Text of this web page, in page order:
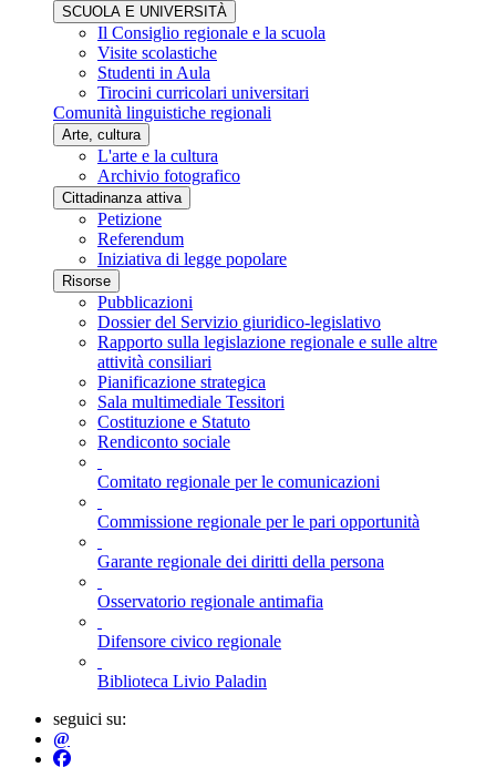
SCUOLA E UNIVERSITÀ
Il Consiglio regionale e la scuola
Visite scolastiche
Studenti in Aula
Tirocini curricolari universitari
Comunità linguistiche regionali
Arte, cultura
L'arte e la cultura
Archivio fotografico
Cittadinanza attiva
Petizione
Referendum
Iniziativa di legge popolare
Risorse
Pubblicazioni
Dossier del Servizio giuridico-legislativo
Rapporto sulla legislazione regionale e sulle altre
attività consiliari
Pianificazione strategica
Sala multimediale Tessitori
Costituzione e Statuto
Rendiconto sociale
Comitato regionale per le comunicazioni
Commissione regionale per le pari opportunità
Garante regionale dei diritti della persona
Osservatorio regionale antimafia
Difensore civico regionale
Biblioteca Livio Paladin
persone e uffici
Cerca nel sito
seguici su:
@